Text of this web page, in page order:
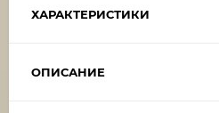
ХАРАКТЕРИСТИКИ
ОПИСАНИЕ